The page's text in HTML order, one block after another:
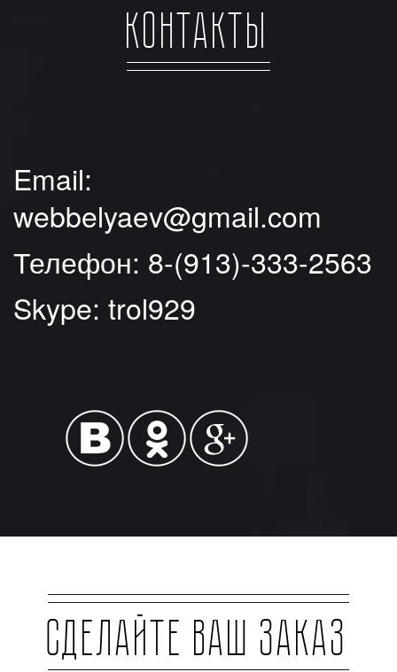
Контакты
Email:
webbelyaev@gmail.com
Телефон: 8-(913)-333-2563
Skype: trol929
Сделайте ваш заказ